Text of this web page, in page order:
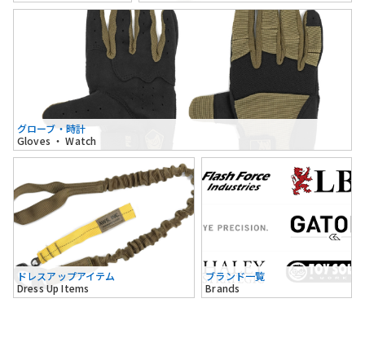
グローブ・時計
Gloves ・ Watch
ドレスアップアイテム
Dress Up Items
ブランド一覧
Brands